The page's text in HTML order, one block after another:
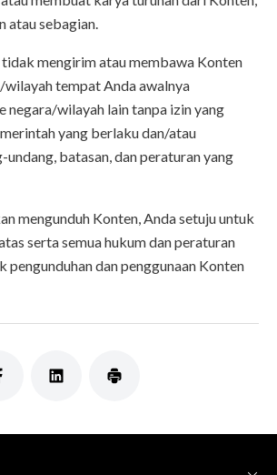
atau sebagian.
mengirim atau membawa Konten
tempat Anda awalnya
negara/wilayah lain tanpa izin yang
yang berlaku dan/atau
undang, batasan, dan peraturan yang
mengunduh Konten, Anda setuju untuk
serta semua hukum dan peraturan
pengunduhan dan penggunaan Konten